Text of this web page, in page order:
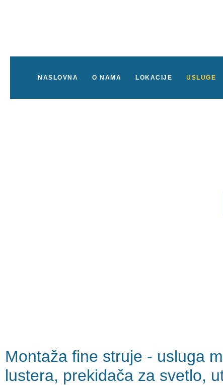
NASLOVNA O NAMA LOKACIJE USLUGE
Montaža fine struje - usluga
lustera, prekidača za svetlo,